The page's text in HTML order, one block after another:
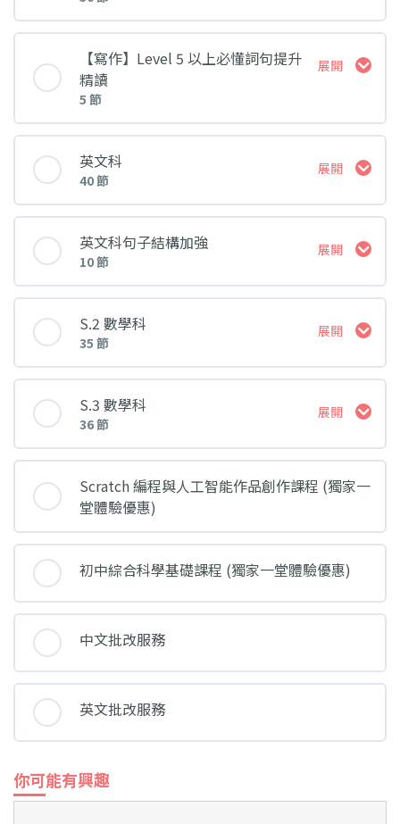
第一課
第二課
第三課
第四課
第五課
第六課
第七課
第八課
第九課
第十課
第十一課
第十二課
第十三課
課堂 內容
第一集：物件開放題【入門篇】
第二集：物件開放題【進階篇】
第四集：抽象概念題【入門篇】
第五集：抽象概念題【進階篇】
第六集：比較對照題【具象篇】
第七集：比較對照題【抽象篇】
第八集：自述題
第九集：半開放題
第一集：入題方法〔5大入題攻略，奠定文章基
調〕
第二集：方法題〔4項寫作思維，提出具體建
議〕
【寫作】Level 5 以上必懂詞句提升
精讀
5 節
展開
課堂 內容
第一集：書面語運用大全
第二集：近義詞誤用大全
第三集：病句修正【登峰篇】
第四集：病句修正【造極篇】
第五集：常見錯別字大全
英文科
40 節
展開
課堂 內容
Lesson 1
Lesson 2
Lesson 3
Lesson 4
Lesson 5
Lesson 6
Lesson 7
Lesson 8
英文科句子結構加強
10 節
展開
課堂 內容
Lesson 1 - Basic Sentence Structures
Lesson 2 - Sentences showing Cause and
Effect (Part I)
Lesson 3 - Sentences showing Cause and
Effect (Part II)
Lesson 7 - Sentences starting with "It"
S.2 數學科
35 節
展開
課堂 內容
Lesson 1 - Intro & Algebraic fractions and
Lesson 2 - Algebraic fractions and formulas 代
數分式及公式 (Part 2)
Lesson 3 - Algebraic fractions and formulas 代
數分式及公式 (Part 3) & Approximation and
errors 近似值與誤差 (Part 1)
Lesson 4 - Approximation and errors 近似值與
Lesson 5 - Approximation and errors 近似值與
S.3 數學科
36 節
展開
課堂 內容
Lesson 1 - Percentages 百分數 (Part 1)
Lesson 2 - Percentages 百分數 (Part 2)
Lesson 5 - Percentages 百分數 (Part 5) &
Scratch 編程與人工智能作品創作課程 (獨家一
堂體驗優惠)
初中綜合科學基礎課程 (獨家一堂體驗優惠)
中文批改服務
英文批改服務
你可能有興趣